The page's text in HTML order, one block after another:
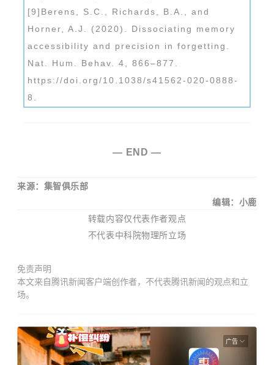
[9]Berens, S.C., Richards, B.A., and
Horner, A.J. (2020). Dissociating memory
accessibility and precision in forgetting.
Nat. Hum. Behav. 4, 866–877.
https://doi.org/10.1038/s41562-020-0888-
8.
— END —
来源：集智俱乐部
编辑：小鹿
转载内容仅代表作者观点
不代表中科院物理所立场
免责声明
本文来自腾讯新闻客户端创作者，不代表腾讯新闻的观点和立
场。
广告